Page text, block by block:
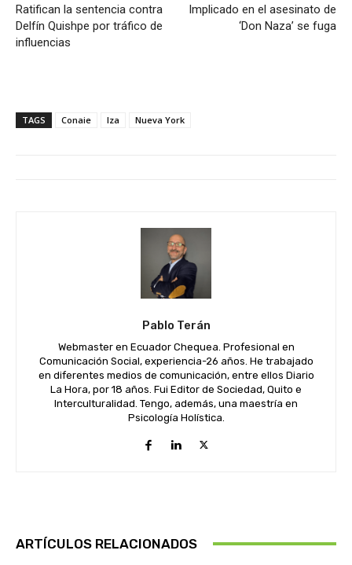
Ratifican la sentencia contra
Delfín Quishpe por tráfico de
influencias
Implicado en el asesinato de
‘Don Naza’ se fuga
TAGS Conaie Iza Nueva York
Pablo Terán
Webmaster en Ecuador Chequea. Profesional en
Comunicación Social, experiencia-26 años. He trabajado
en diferentes medios de comunicación, entre ellos Diario
La Hora, por 18 años. Fui Editor de Sociedad, Quito e
Interculturalidad. Tengo, además, una maestría en
Psicología Holística.
ARTÍCULOS RELACIONADOS